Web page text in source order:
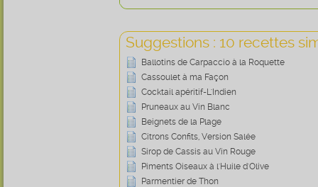
Suggestions : 10 recettes
Ballotins de Carpaccio à la Roquette
Cassoulet à ma Façon
Cocktail apéritif-L'Indien
Pruneaux au Vin Blanc
Beignets de la Plage
Citrons Confits, Version Salée
Sirop de Cassis au Vin Rouge
Piments Oiseaux à l'Huile d'Olive
Parmentier de Thon